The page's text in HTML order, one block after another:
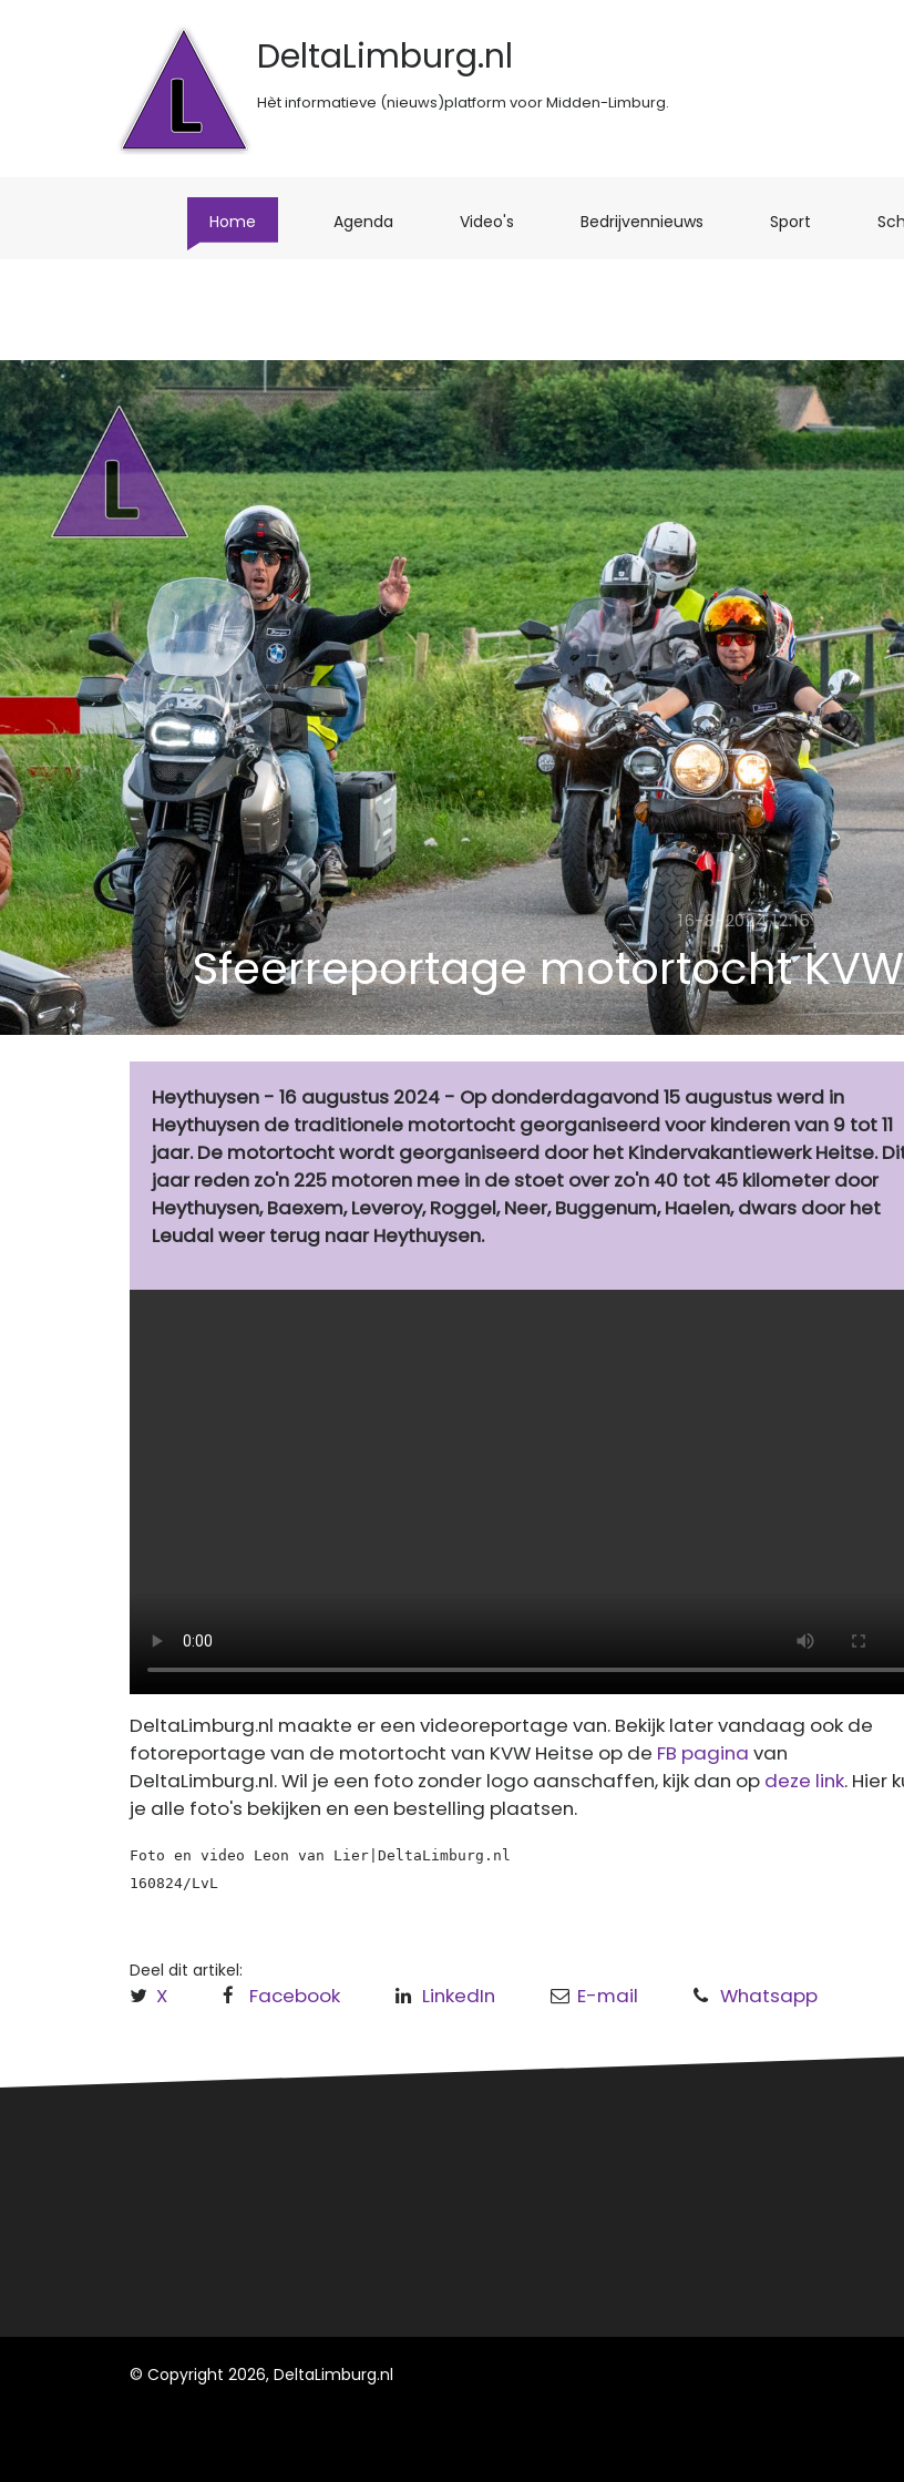
DeltaLimburg.nl
Hèt informatieve (nieuws)platform voor Midden-Limburg.
Home Agenda (current)Video's (current)Bedrijvennieuws (current)Sport (current)
16-8-2024 12:15
Sfeerreportage motortocht
Heythuysen - 16 augustus 2024 - Op donderdagavond 15 augustus werd in
Heythuysen de traditionele motortocht georganiseerd voor kinderen van 9 tot 11
jaar. De motortocht wordt georganiseerd door het Kindervakantiewerk Heitse.
jaar reden zo'n 225 motoren mee in de stoet over zo'n 40 tot 45 kilometer door
Heythuysen, Baexem, Leveroy, Roggel, Neer, Buggenum, Haelen, dwars door het
Leudal weer terug naar Heythuysen.
DeltaLimburg.nl maakte er een videoreportage van. Bekijk later vandaag ook de
fotoreportage van de motortocht van KVW Heitse op de FB pagina van
DeltaLimburg.nl. Wil je een foto zonder logo aanschaffen, kijk dan op deze link. Hier
je alle foto's bekijken en een bestelling plaatsen.
Foto en video Leon van Lier|DeltaLimburg.nl
160824/LvL
Deel dit artikel:
X Facebook LinkedIn E-mail Whatsapp
© Copyright 2026, DeltaLimburg.nl